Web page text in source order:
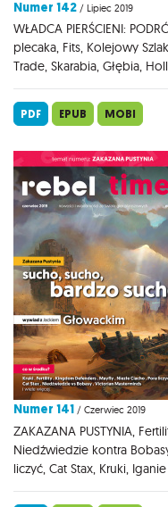
Numer 142 / Lipiec 2019
WŁADCA PIERŚCIENI:
plecaka, Fits, Kolejowy
Trade, Skarabia, Głębia,
PDF EPUB MOBI
Numer 141 / Czerwiec 2019
ZAKAZANA PUSTYNIA,
Niedźwiedzie kontra
liczyć, Cat Stax, Kruki, Iganie